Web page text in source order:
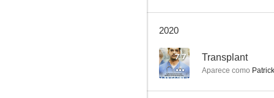
7.1
2020
7.7 Transplant
Aparece como